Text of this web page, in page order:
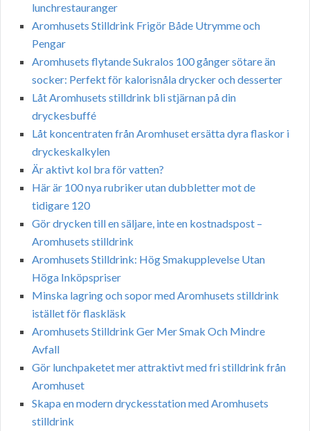
lunchrestauranger
Aromhusets Stilldrink Frigör Både Utrymme och
Pengar
Aromhusets flytande Sukralos 100 gånger sötare än
socker: Perfekt för kalorisnåla drycker och desserter
Låt Aromhusets stilldrink bli stjärnan på din
dryckesbuffé
Låt koncentraten från Aromhuset ersätta dyra flaskor i
dryckeskalkylen
Är aktivt kol bra för vatten?
Här är 100 nya rubriker utan dubbletter mot de
tidigare 120
Gör drycken till en säljare, inte en kostnadspost –
Aromhusets stilldrink
Aromhusets Stilldrink: Hög Smakupplevelse Utan
Höga Inköpspriser
Minska lagring och sopor med Aromhusets stilldrink
istället för flaskläsk
Aromhusets Stilldrink Ger Mer Smak Och Mindre
Avfall
Gör lunchpaketet mer attraktivt med fri stilldrink från
Aromhuset
Skapa en modern dryckesstation med Aromhusets
stilldrink